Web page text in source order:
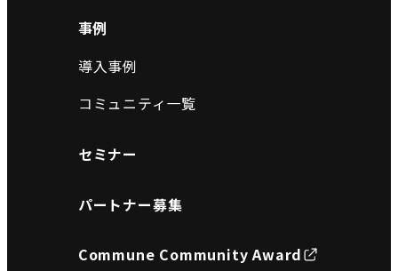
事例
導入事例
コミュニティ一覧
セミナー
パートナー募集
Commune Community Award